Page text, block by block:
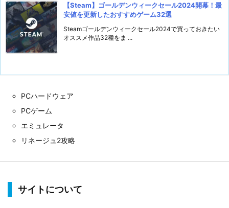
【Steam】ゴールデンウィークセール2024開幕！最
安値を更新したおすすめゲーム32選
Steamゴールデンウィークセール2024で買っておきたい
オススメ作品32種をま ...
PCハードウェア
PCゲーム
エミュレータ
リネージュ2攻略
サイトについて